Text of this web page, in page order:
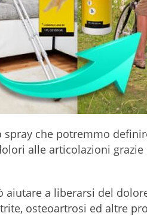
che potremmo
alle articolazioni
aiutare a liberarsi del
osteoartrosi ed altre